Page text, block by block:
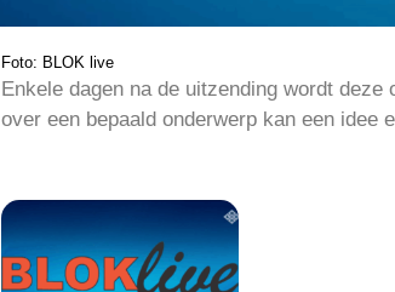
Foto: BLOK live
Enkele dagen na de uitzending wordt
over een bepaald onderwerp kan een idee